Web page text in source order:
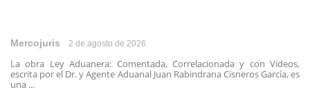
Mercojuris 2 de agosto de 2026
La obra Ley Aduanera: Comentada, Correlacionada y con Videos,
escrita por el Dr. y Agente Aduanal Juan Rabindrana Cisneros García, es
una ...